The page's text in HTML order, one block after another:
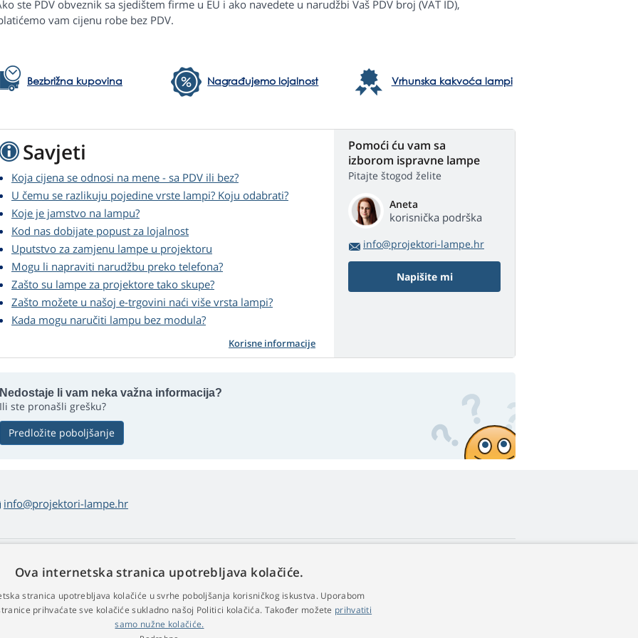
ste PDV obveznik sa sjedištem firme u EU i ako navedete u narudžbi Vaš PDV broj (VAT ID),
vam cijenu robe bez PDV.
Bezbrižna kupovina Nagrađujemo lojalnost Vrhunska kakvoća lampi
Savjeti
Koja cijena se odnosi na mene - sa PDV ili bez?
U čemu se razlikuju pojedine vrste lampi? Koju odabrati?
Koje je jamstvo na lampu?
Kod nas dobijate popust za lojalnost
Uputstvo za zamjenu lampe u projektoru
Mogu li napraviti narudžbu preko telefona?
Zašto su lampe za projektore tako skupe?
Zašto možete u našoj e-trgovini naći više vrsta lampi?
Kada mogu naručiti lampu bez modula?
Korisne informacije
Pomoći ću vam sa
izborom ispravne lampe
Pitajte štogod želite
Aneta
korisnička podrška
info@projektori-lampe.hr
Napišite mi
Nedostaje li vam neka važna informacija?
Ili ste pronašli grešku?
Predložite poboljšanje
info@projektori-lampe.hr
i reklamacija
povrat robe
poslovanja
Kontakt
Obradi osobnih podataka
Ova internetska stranica upotrebljava kolačiće.
stranica upotrebljava kolačiće u svrhe poboljšanja korisničkog iskustva. Uporabom
prihvaćate sve kolačiće sukladno našoj Politici kolačića. Također možete prihvatiti
samo nužne kolačiće.